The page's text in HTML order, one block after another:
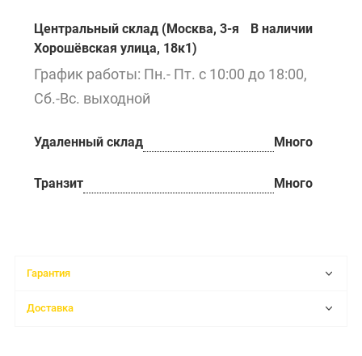
Центральный склад (Москва, 3-я
Хорошёвская улица, 18к1)
В наличии
График работы: Пн.- Пт. с 10:00 до 18:00,
Сб.-Вс. выходной
Удаленный склад Много
Транзит Много
Гарантия
Доставка